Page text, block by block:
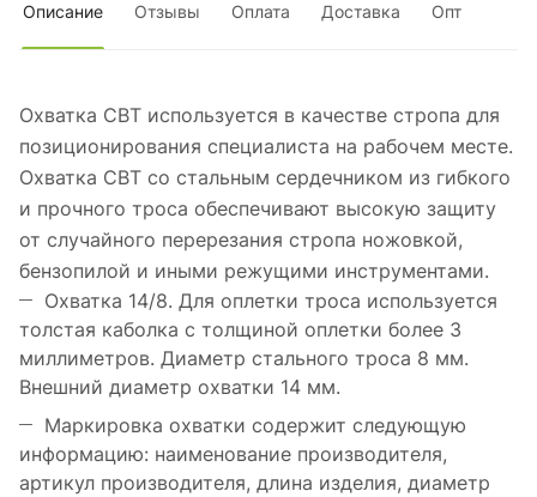
Описание Отзывы Оплата Доставка Опт
Охватка СВТ используется в качестве стропа для
позиционирования специалиста на рабочем месте.
Охватка СВТ со стальным сердечником из гибкого
и прочного троса обеспечивают высокую защиту
от случайного перерезания стропа ножовкой,
бензопилой и иными режущими инструментами.
Охватка 14/8. Для оплетки троса используется
толстая каболка с толщиной оплетки более 3
миллиметров. Диаметр стального троса 8 мм.
Внешний диаметр охватки 14 мм.
Маркировка охватки содержит следующую
информацию: наименование производителя,
артикул производителя, длина изделия, диаметр